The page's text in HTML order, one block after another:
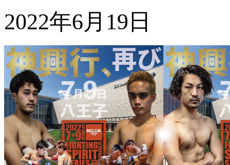
2022年6月19日